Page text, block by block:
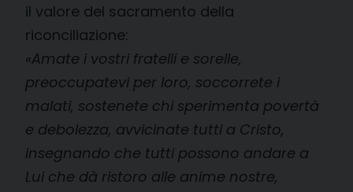
il valore del sacramento della
riconciliazione:
«Amate i vostri fratelli e sorelle,
preoccupatevi per loro, soccorrete i
malati, sostenete chi sperimenta povertà
e debolezza, avvicinate tutti a Cristo,
insegnando che tutti possono andare a
Lui che dà ristoro alle anime nostre,